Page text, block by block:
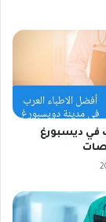
في ديسبورغ